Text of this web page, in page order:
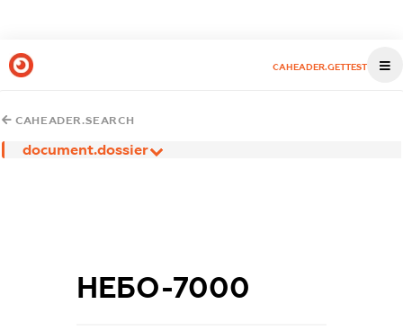
CAHEADER.GETTEST
CAHEADER.SEARCH
document.dossier
НЕБО-7000